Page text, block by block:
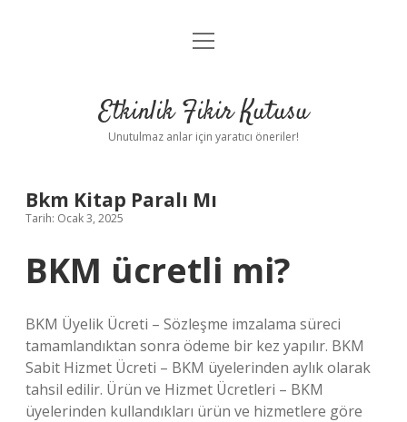
Anasayfa
Yasal Uyarı
menüyü
Etkinlik Fikir Kutusu
Unutulmaz anlar için yaratıcı öneriler!
Bkm Kitap Paralı Mı
Tarih: Ocak 3, 2025
BKM ücretli mi?
BKM Üyelik Ücreti – Sözleşme imzalama süreci
tamamlandıktan sonra ödeme bir kez yapılır. BKM
Sabit Hizmet Ücreti – BKM üyelerinden aylık olarak
tahsil edilir. Ürün ve Hizmet Ücretleri – BKM
üyelerinden kullandıkları ürün ve hizmetlere göre